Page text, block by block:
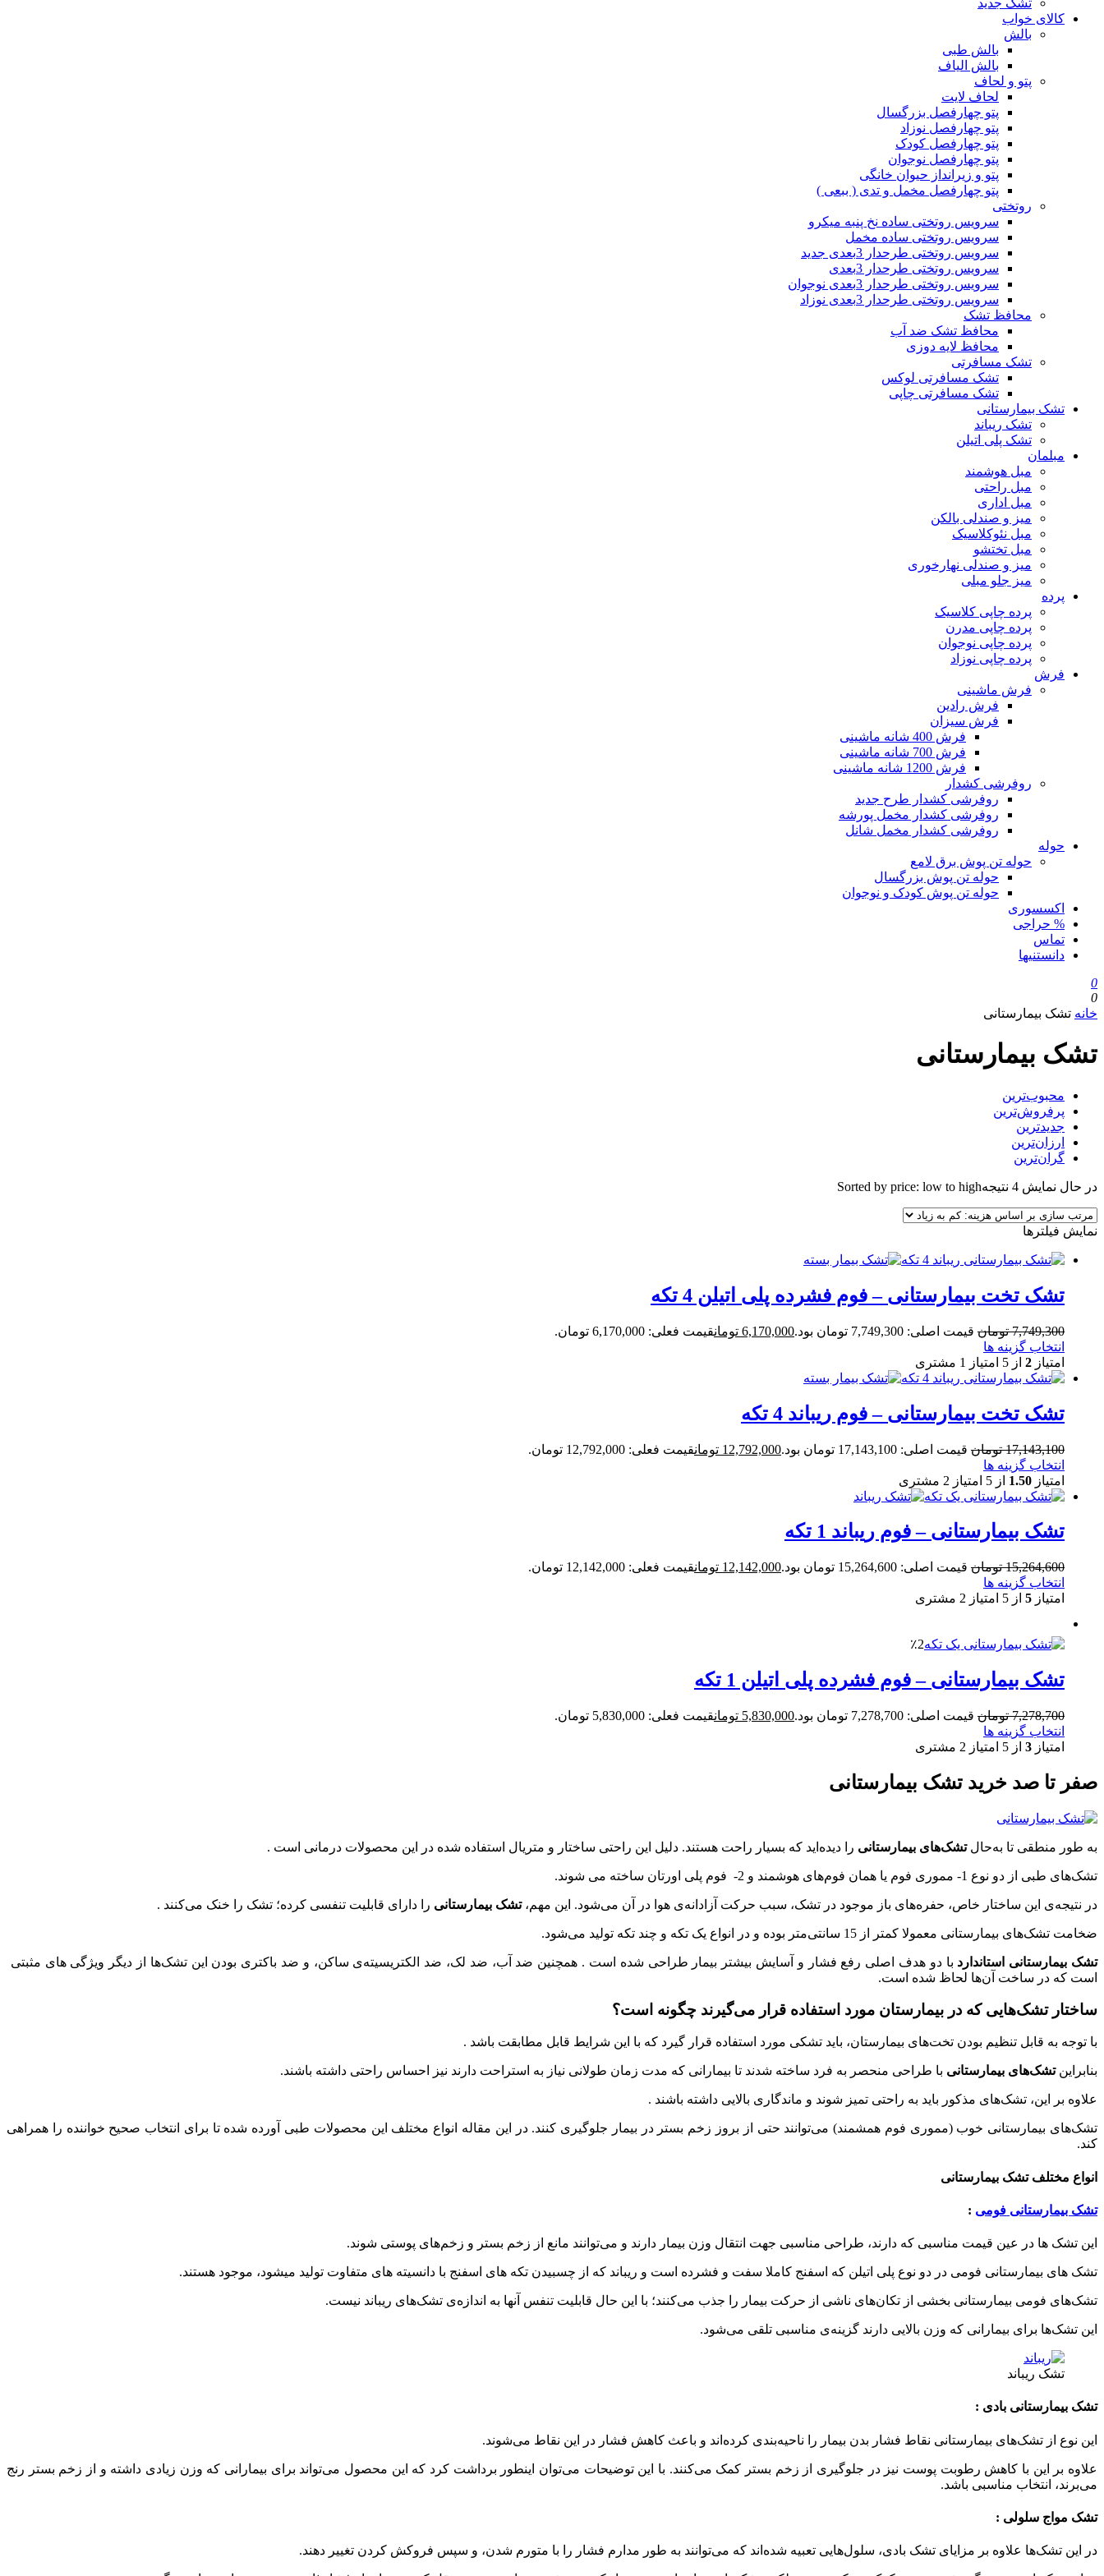
تشک جدید
کالای خواب
بالش
بالش طبی
بالش الیاف
پتو و لحاف
لحاف لایت
پتو چهارفصل بزرگسال
پتو چهارفصل نوزاد
پتو چهارفصل کودک
پتو چهارفصل نوجوان
پتو و زیرانداز حیوان خانگی
پتو چهارفصل مخمل و تدی ( ببعی )
روتختی
سرویس روتختی ساده نخ پنبه میکرو
سرویس روتختی ساده مخمل
سرویس روتختی طرحدار 3بعدی جدید
سرویس روتختی طرحدار 3بعدی
سرویس روتختی طرحدار 3بعدی نوجوان
سرویس روتختی طرحدار 3بعدی نوزاد
محافظ تشک
محافظ تشک ضد آب
محافظ لایه دوزی
تشک مسافرتی
تشک مسافرتی لوکس
تشک مسافرتی چاپی
تشک بیمارستانی
تشک ریباند
تشک پلی اتیلن
مبلمان
مبل هوشمند
مبل راحتی
مبل اداری
میز و صندلی بالکن
مبل نئوکلاسیک
مبل تختشو
میز و صندلی نهارخوری
میز جلو مبلی
پرده
پرده چاپی کلاسیک
پرده چاپی مدرن
پرده چاپی نوجوان
پرده چاپی نوزاد
فرش
فرش ماشینی
فرش رادین
فرش سیزان
فرش 400 شانه ماشینی
فرش 700 شانه ماشینی
فرش 1200 شانه ماشینی
روفرشی کشدار
روفرشی کشدار طرح جدید
روفرشی کشدار مخمل پورشه
روفرشی کشدار مخمل شانل
حوله
حوله تن پوش برق لامع
حوله تن پوش بزرگسال
حوله تن پوش کودک و نوجوان
اکسسوری
% حراجی
تماس
دانستنیها
0
0
خانه تشک بیمارستانی
تشک بیمارستانی
محبوب‌ترین
پرفروش‌ترین
جدیدترین
ارزان‌ترین
گران‌ترین
در حال نمایش 4 نتیجه Sorted by price: low to high
نمایش فیلترها
تشک تخت بیمارستانی – فوم فشرده پلی اتیلن 4 تکه
7,749,300 تومان قیمت اصلی: 7,749,300 تومان بود. 6,170,000 تومانقیمت فعلی: 6,170,000 تومان.
انتخاب گزینه ها
امتیاز 2 از 5 امتیاز 1 مشتری
تشک تخت بیمارستانی – فوم ریباند 4 تکه
17,143,100 تومان قیمت اصلی: 17,143,100 تومان بود. 12,792,000 تومانقیمت فعلی: 12,792,000 تومان.
انتخاب گزینه ها
امتیاز 1.50 از 5 امتیاز 2 مشتری
تشک بیمارستانی – فوم ریباند 1 تکه
15,264,600 تومان قیمت اصلی: 15,264,600 تومان بود. 12,142,000 تومانقیمت فعلی: 12,142,000 تومان.
انتخاب گزینه ها
امتیاز 5 از 5 امتیاز 2 مشتری
٪2
تشک بیمارستانی – فوم فشرده پلی اتیلن 1 تکه
7,278,700 تومان قیمت اصلی: 7,278,700 تومان بود. 5,830,000 تومانقیمت فعلی: 5,830,000 تومان.
انتخاب گزینه ها
امتیاز 3 از 5 امتیاز 2 مشتری
صفر تا صد خرید تشک بیمارستانی
به طور منطقی تا به‌حالتشک‌های بیمارستانی را دیده‌اید که بسیار راحت هستند. دلیل این راحتی ساختار و متریال استفاده شده در این محصولات درمانی است .
تشک‌های طبی از دو نوع 1- مموری فوم‌ یا همان فوم‌های هوشمند و 2- فوم پلی اورتان ساخته می شوند.
در نتیجه‌ی این ساختار خاص، حفره‌های باز موجود در تشک، سبب حرکت آزادانه‌ی هوا در آن می‌شود. این مهم،تشک بیمارستانی را دارای قابلیت تنفسی کرده؛ تشک را خنک می‌کنند .
ضخامت تشک‌های بیمارستانی معمولا کمتر از 15 سانتی‌متر بوده و در انواع یک تکه و چند تکه تولید می‌شود.
تشک بیمارستانی استاندارد با دو هدف اصلی رفع فشار و آسایش بیشتر بیمار طراحی شده است . همچنین ضد آب، ضد لک، ضد الکتریسیته‌ی ساکن، و ضد باکتری بودن این تشک‌ها از دیگر ویژگی های مثبتی
است که در ساخت آ‌ن‌ها لحاظ شده است.
ساختار تشک‌هایی که در بیمارستان مورد استفاده قرار می‌گیرند چگونه است؟
با توجه به قابل تنظیم بودن تخت‌های بیمارستان، باید تشکی مورد استفاده قرار گیرد که با این شرایط قابل مطابقت باشد .
بنابراینتشک‌های بیمارستانی با طراحی منحصر به فرد ساخته شدند تا بیمارانی که مدت زمان طولانی نیاز به استراحت دارند نیز احساس راحتی داشته باشند.
علاوه بر این، تشک‌های مذکور باید به راحتی تمیز شوند و ماندگاری بالایی داشته باشند .
تشک‌های بیمارستانی خوب (مموری فوم همشمند) می‌توانند حتی از بروز زخم بستر در بیمار جلوگیری کنند. در این مقاله انواع مختلف این محصولات طبی آورده شده تا برای انتخاب صحیح خواننده را همراهی
کند.
انواع مختلف تشک بیمارستانی
تشک بیمارستانی فومی :
این تشک ها در عین قیمت مناسبی که دارند، طراحی مناسبی جهت انتقال وزن بیمار دارند و می‌توانند مانع از زخم بستر و زخم‌های پوستی شوند.
تشک های بیمارستانی فومی در دو نوع پلی اتیلن که اسفنج کاملا سفت و فشرده است و ریباند که از چسبیدن تکه های اسفنج با دانسیته های متفاوت تولید میشود، موجود هستند.
تشک‌های فومی بیمارستانی بخشی از تکان‌های ناشی از حرکت بیمار را جذب می‌کنند؛ با این حال قابلیت تنفس آ‌نها به اندازه‌ی تشک‌های ریباند نیست.
این تشک‌ها برای بیمارانی که وزن بالایی دارند گزینه‌ی مناسبی تلقی می‌شود.
تشک ریباند
تشک بیمارستانی بادی :
این نوع از تشک‌های بیمارستانی نقاط فشار بدن بیمار را ناحیه‌بندی کرده‌اند و باعث کاهش فشار در این نقاط می‌شوند.
علاوه بر این با کاهش رطوبت پوست نیز در جلوگیری از زخم بستر کمک می‌کنند. با این توضیحات می‌توان اینطور برداشت کرد که این محصول می‌تواند برای بیمارانی که وزن زیادی داشته و از زخم بستر رنج
می‌برند، انتخاب مناسبی باشد.
تشک مواج سلولی :
در این تشک‌ها علاوه بر مزایای تشک بادی، سلول‌هایی تعبیه شده‌اند که می‌توانند به طور مدارم فشار را با متورم شدن، و سپس فروکش کردن تغییر دهند.